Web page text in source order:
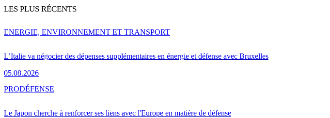
LES PLUS RÉCENTS
L’Italie va négocier des dépenses supplémentaires en énergie et défense avec Bruxelles
05.08.2026
ENERGIE, ENVIRONNEMENT ET TRANSPORT
Le Japon cherche à renforcer ses liens avec l'Europe en matière de défense
PRODÉFENSE